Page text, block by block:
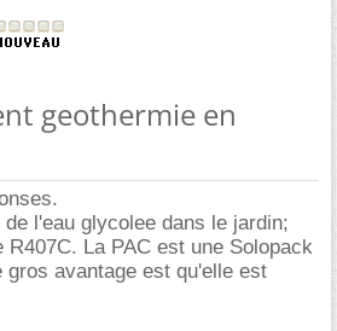
geothermie en
l'eau glycolee dans le jardin;
La PAC est une Solopack
gros avantage est qu'elle est